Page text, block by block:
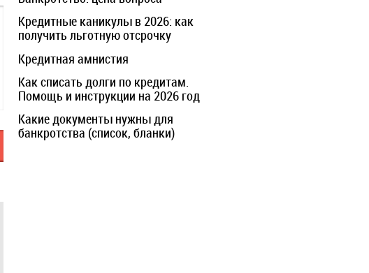
Кредитные каникулы в 2026: как
получить льготную отсрочку
Кредитная амнистия
Как списать долги по кредитам.
Помощь и инструкции на 2026 год
Какие документы нужны для
банкротства (список, бланки)